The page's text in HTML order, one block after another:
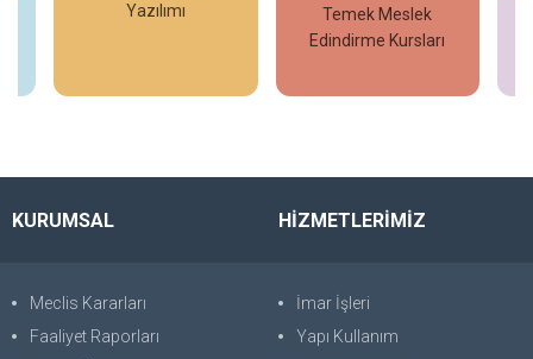
Yazılımı
Temek Meslek
Edindirme Kursları
KURUMSAL
Meclis Kararları
Faaliyet Raporları
HİZMETLERİMİZ
İmar İşleri
Yapı Kullanım